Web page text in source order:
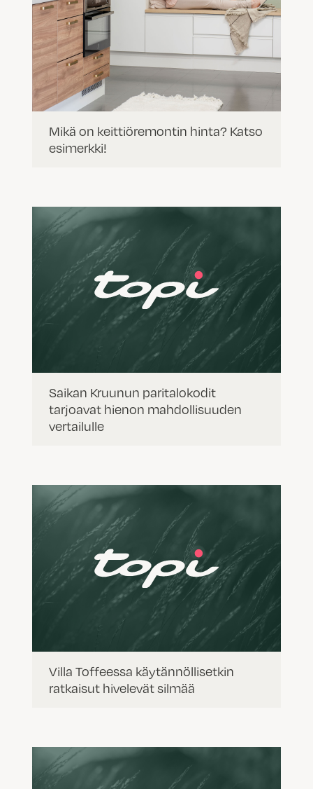
Mikä on keittiöremontin hinta? Katso
esimerkki!
Saikan Kruunun paritalokodit
tarjoavat hienon mahdollisuuden
vertailulle
Villa Toffeessa käytännöllisetkin
ratkaisut hivelevät silmää